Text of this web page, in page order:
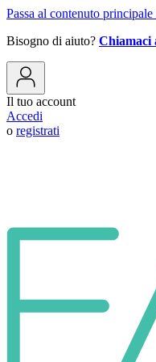
Passa al contenuto principale
Bisogno di aiuto? Chiamaci
Il tuo account
Accedi
o registrati